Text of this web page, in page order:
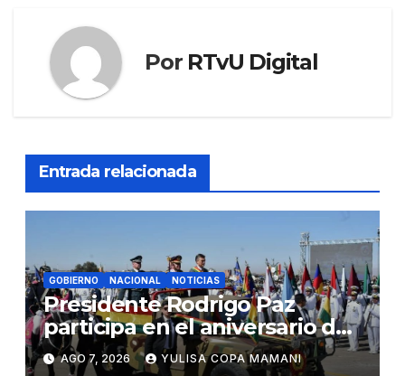
Por RTvU Digital
Entrada relacionada
GOBIERNO NACIONAL NOTICIAS
Presidente Rodrigo Paz
participa en el aniversario de
las Fuerzas Armadas
AGO 7, 2026 YULISA COPA MAMANI